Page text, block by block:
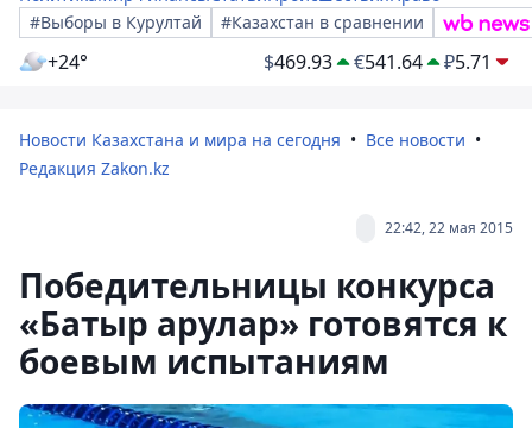
#Выборы в Курултай
#Казахстан в сравнении
+24° $469.93 €541.64 ₽5.71
Новости Казахстана и мира на сегодня
Все новости
Редакция Zakon.kz
22:42, 22 мая 2015
Победительницы конкурса
«Батыр арулар» готовятся к
боевым испытаниям